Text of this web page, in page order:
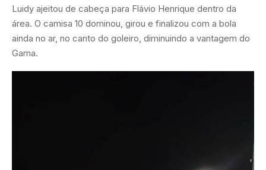
Luidy ajeitou de cabeça para Flávio Henrique dentro da
área. O camisa 10 dominou, girou e finalizou com a bola
ainda no ar, no canto do goleiro, diminuindo a vantagem do
Gama.